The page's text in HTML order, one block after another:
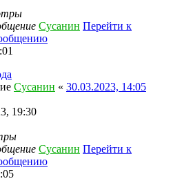
Сусанин Перейти к
Сусанин « 30.03.2023, 14:05
19:30
Сусанин Перейти к